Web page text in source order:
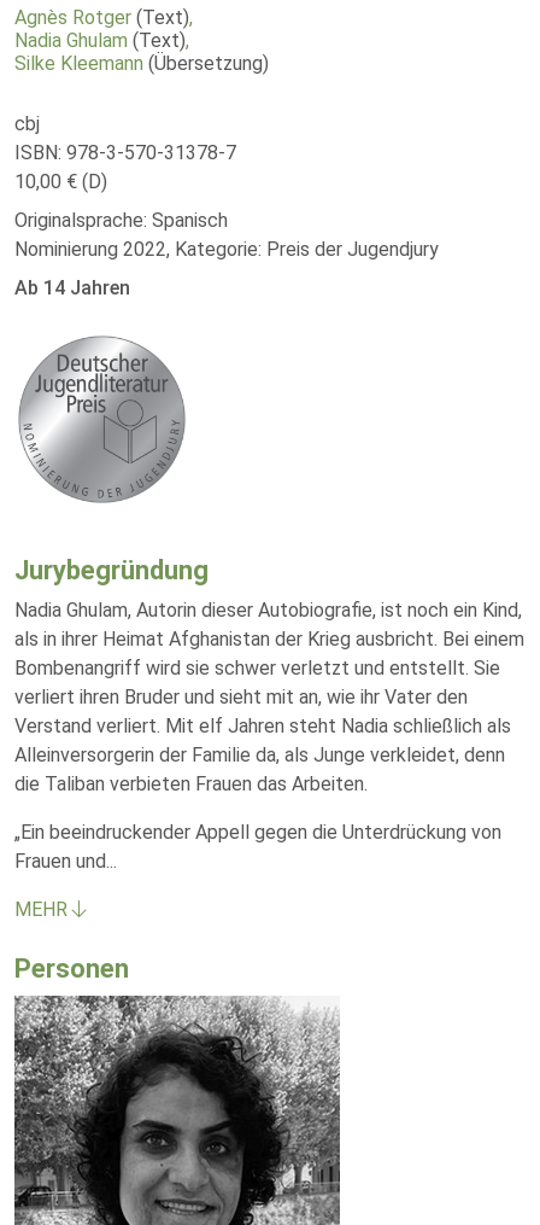
Agnès Rotger (Text),
Nadia Ghulam (Text),
Silke Kleemann (Übersetzung)
cbj
ISBN: 978-3-570-31378-7
10,00 € (D)
Originalsprache: Spanisch
Nominierung 2022, Kategorie: Preis der Jugendjury
Ab 14 Jahren
Jurybegründung
Nadia Ghulam, Autorin dieser Autobiografie, ist noch ein Kind,
als in ihrer Heimat Afghanistan der Krieg ausbricht. Bei einem
Bombenangriff wird sie schwer verletzt und entstellt. Sie
verliert ihren Bruder und sieht mit an, wie ihr Vater den
Verstand verliert. Mit elf Jahren steht Nadia schließlich als
Alleinversorgerin der Familie da, als Junge verkleidet, denn
die Taliban verbieten Frauen das Arbeiten.
„Ein beeindruckender Appell gegen die Unterdrückung von
Frauen und...
MEHR
Personen